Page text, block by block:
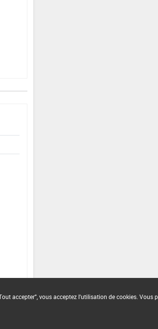
accepter", vous acceptez l'utilisation de cookies. Vous